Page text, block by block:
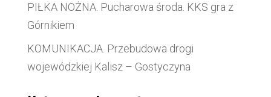
PIŁKA NOŻNA. Pucharowa środa. KKS gra z
Górnikiem
KOMUNIKACJA. Przebudowa drogi
wojewódzkiej Kalisz – Gostyczyna